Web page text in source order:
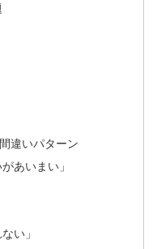
違いパターン
あいまい」
い」